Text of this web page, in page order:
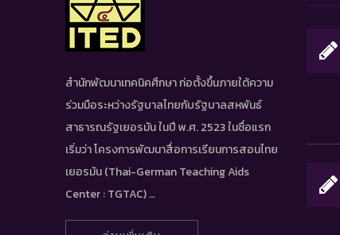
สำนักพัฒนาเทคนิคศึกษา ก่อตั้งขึ้นภายใต้ความ
ร่วมมือระหว่างรัฐบาลไทยกับรัฐบาลสหพันธ์
สาธารณรัฐเยอรมัน ในปี พ.ศ. 2523 ในชื่อแรก
เริ่มว่า โครงการพัฒนาสื่อการเรียนการสอนไทย
เยอรมัน (Thai-German Teaching Aids
Center : TGTAC) …